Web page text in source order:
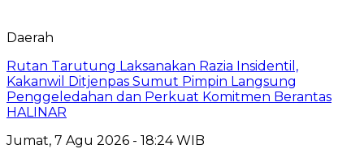
Daerah
Rutan Tarutung Laksanakan Razia Insidentil,
Kakanwil Ditjenpas Sumut Pimpin Langsung
Penggeledahan dan Perkuat Komitmen Berantas
HALINAR
Jumat, 7 Agu 2026 - 18:24 WIB